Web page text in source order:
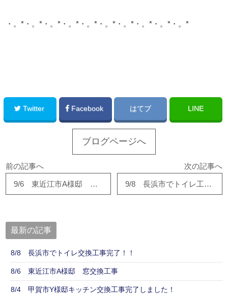
・。*・。*・。*・。*・。*・。*・。*・。*・。*・。*
Twitter Facebook はてブ LINE
ブログページへ
前の記事へ
9/6 東近江市A様邸 トイレ改修工事
次の記事へ
9/8 長浜市でトイレ工事中！！
最新の記事
8/8 長浜市でトイレ交換工事完了！！
8/6 東近江市A様邸 窓交換工事
8/4 甲賀市Y様邸キッチン交換工事完了しました！